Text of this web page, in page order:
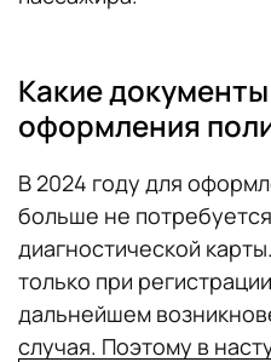
Какие
оформления
В 2024 году для
больше не
диагностической
только при
дальнейшем
случая. Поэтому в